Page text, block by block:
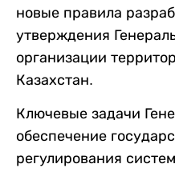
новые правила
утверждения
организации
Казахстан.
Ключевые задачи
обеспечение
регулирования